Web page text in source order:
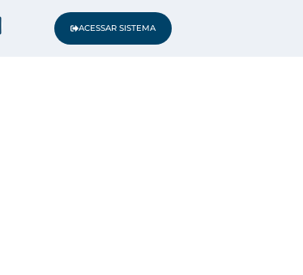
ACESSAR SISTEMA